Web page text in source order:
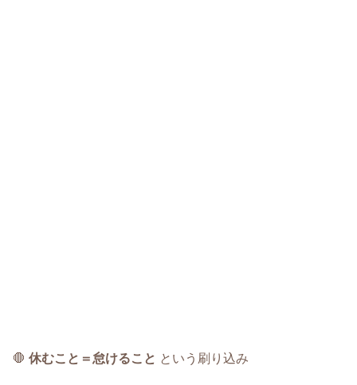
🛑 休むこと＝怠けること という刷り込み